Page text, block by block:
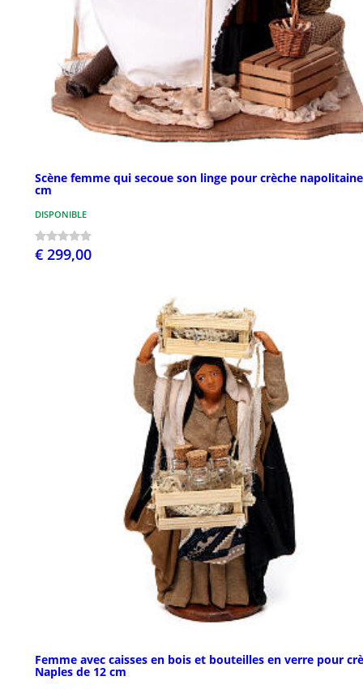
Scène femme qui secoue son linge pour crèche
cm
DISPONIBLE
€ 299,00
Femme avec caisses en bois et bouteilles en verre pour
Naples de 12 cm